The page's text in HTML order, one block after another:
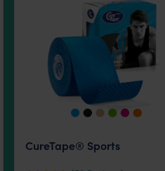
CureTape® Sports